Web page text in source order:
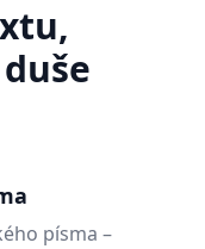
písma –